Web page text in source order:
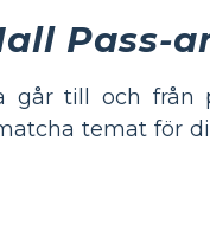
Pass-
till och från
temat för